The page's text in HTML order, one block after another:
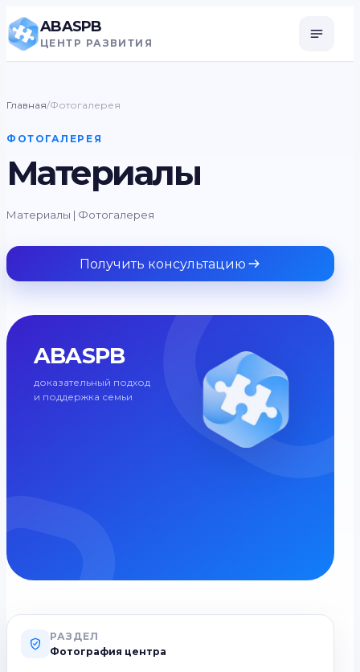
ABASPB
ЦЕНТР РАЗВИТИЯ
Главная/Фотогалерея
ФОТОГАЛЕРЕЯ
Материалы
Материалы | Фотогалерея
Получить консультацию
ABASPB
доказательный подход
и поддержка семьи
РАЗДЕЛ
Фотография центра